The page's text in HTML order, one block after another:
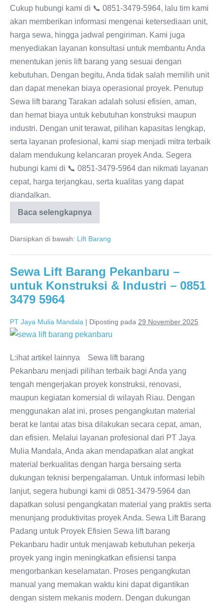
Cukup hubungi kami di 📞 0851-3479-5964, lalu tim kami
akan memberikan informasi mengenai ketersediaan unit,
harga sewa, hingga jadwal pengiriman. Kami juga
menyediakan layanan konsultasi untuk membantu Anda
menentukan jenis lift barang yang sesuai dengan
kebutuhan. Dengan begitu, Anda tidak salah memilih unit
dan dapat menekan biaya operasional proyek. Penutup
Sewa lift barang Tarakan adalah solusi efisien, aman,
dan hemat biaya untuk kebutuhan konstruksi maupun
industri. Dengan unit terawat, pilihan kapasitas lengkap,
serta layanan profesional, kami siap menjadi mitra terbaik
dalam mendukung kelancaran proyek Anda. Segera
hubungi kami di 📞 0851-3479-5964 dan nikmati layanan
cepat, harga terjangkau, serta kualitas yang dapat
diandalkan.
Baca selengkapnya
Diarsipkan di bawah: Lift Barang
Sewa Lift Barang Pekanbaru –
untuk Konstruksi & Industri – 0851
3479 5964
PT Jaya Mulia Mandala | Diposting pada 29 November 2025
L:ihat artikel lainnya Sewa lift barang
Pekanbaru menjadi pilihan terbaik bagi Anda yang
tengah mengerjakan proyek konstruksi, renovasi,
maupun kegiatan komersial di wilayah Riau. Dengan
menggunakan alat ini, proses pengangkutan material
berat ke lantai atas bisa dilakukan secara cepat, aman,
dan efisien. Melalui layanan profesional dari PT Jaya
Mulia Mandala, Anda akan mendapatkan alat angkat
material berkualitas dengan harga bersaing serta
dukungan teknisi berpengalaman. Untuk informasi lebih
lanjut, segera hubungi kami di 0851-3479-5964 dan
dapatkan solusi pengangkatan material yang praktis serta
menunjang produktivitas proyek Anda. Sewa Lift Barang
Padang untuk Proyek Efisien Sewa lift barang
Pekanbaru hadir untuk menjawab kebutuhan pekerja
proyek yang ingin meningkatkan efisiensi tanpa
mengorbankan keselamatan. Proses pengangkutan
manual yang memakan waktu kini dapat digantikan
dengan sistem mekanis modern. Dengan dukungan